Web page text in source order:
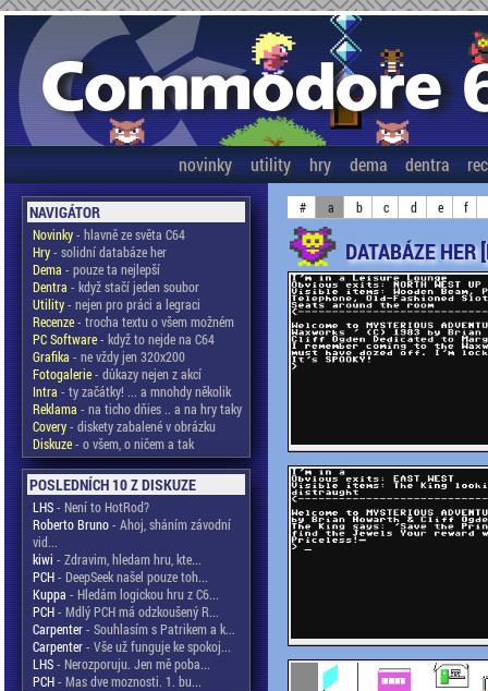
novinky utility hry dema dentra
NAVIGÁTOR
Novinky- hlavně ze světa C64
Hry- solidní databáze her
Dema - pouze ta nejlepší
Dentra - když stačí jeden soubor
Utility- nejen pro práci a legraci
Recenze- trocha textu o všem možném
PC Software- když to nejde na C64
Grafika - ne vždy jen 320x200
Fotogalerie- důkazy nejen z akcí
Intra - ty začátky! ... a mnohdy několik
Reklama - na ticho dňies .. a na hry taky
Covery- diskety zabalené v obrázku
Diskuze- o všem, o ničem a tak
POSLEDNÍCH 10 Z DISKUZE
LHS- Není to HotRod?
Roberto Bruno- Ahoj, sháním závodní
vid...
kiwi - Zdravim, hledam hru, kte...
PCH- DeepSeek našel pouze toh...
Kuppa - Hledám logickou hru z C6...
PCH- Mdlý PCH má odzkoušený R...
Carpenter- Souhlasím s Patrikem a k...
Carpenter- Vše už funguje ke spokoj...
LHS- Nerozporuju. Jen mě poba...
PCH- Mas dve moznosti. 1. bu...
# a b c d e f
DATABÁZE HER